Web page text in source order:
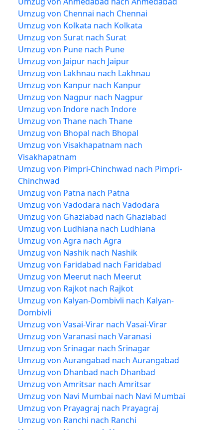
Umzug von Chennai nach Chennai
Umzug von Kolkata nach Kolkata
Umzug von Surat nach Surat
Umzug von Pune nach Pune
Umzug von Jaipur nach Jaipur
Umzug von Lakhnau nach Lakhnau
Umzug von Kanpur nach Kanpur
Umzug von Nagpur nach Nagpur
Umzug von Indore nach Indore
Umzug von Thane nach Thane
Umzug von Bhopal nach Bhopal
Umzug von Visakhapatnam nach
Visakhapatnam
Umzug von Pimpri-Chinchwad nach Pimpri-
Chinchwad
Umzug von Patna nach Patna
Umzug von Vadodara nach Vadodara
Umzug von Ghaziabad nach Ghaziabad
Umzug von Ludhiana nach Ludhiana
Umzug von Agra nach Agra
Umzug von Nashik nach Nashik
Umzug von Faridabad nach Faridabad
Umzug von Meerut nach Meerut
Umzug von Rajkot nach Rajkot
Umzug von Kalyan-Dombivli nach Kalyan-
Dombivli
Umzug von Vasai-Virar nach Vasai-Virar
Umzug von Varanasi nach Varanasi
Umzug von Srinagar nach Srinagar
Umzug von Aurangabad nach Aurangabad
Umzug von Dhanbad nach Dhanbad
Umzug von Amritsar nach Amritsar
Umzug von Navi Mumbai nach Navi Mumbai
Umzug von Prayagraj nach Prayagraj
Umzug von Ranchi nach Ranchi